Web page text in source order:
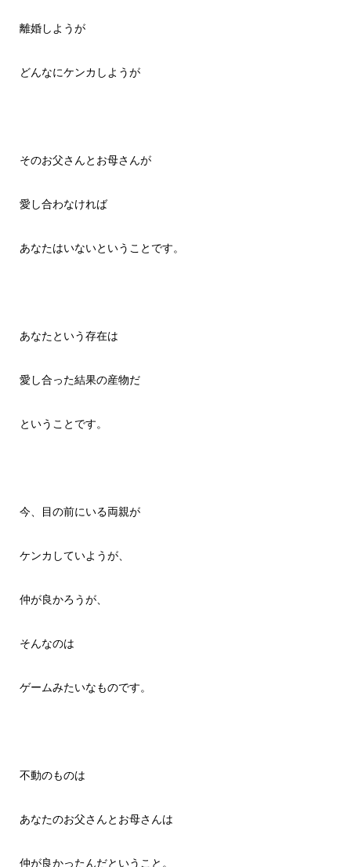
離婚しようが
どんなにケンカしようが
そのお父さんとお母さんが
愛し合わなければ
あなたはいないということです。
あなたという存在は
愛し合った結果の産物だ
ということです。
今、目の前にいる両親が
ケンカしていようが、
仲が良かろうが、
そんなのは
ゲームみたいなものです。
不動のものは
あなたのお父さんとお母さんは
仲が良かったんだということ。